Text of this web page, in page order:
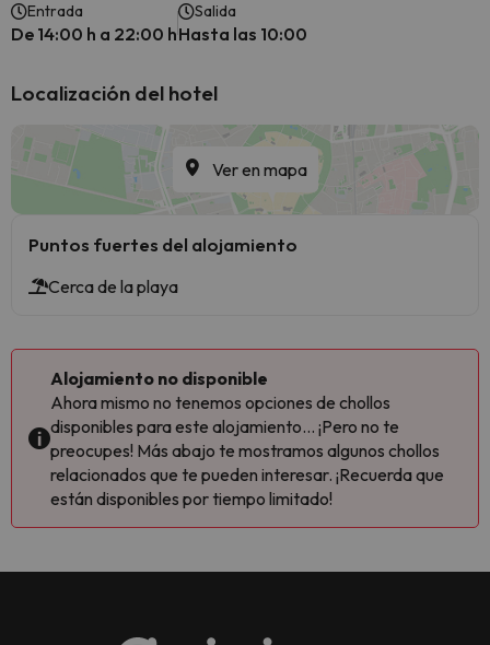
Entrada
De 14:00 h a 22:00 h
Salida
Hasta las 10:00
Localización del hotel
Ver en mapa
Puntos fuertes del alojamiento
Cerca de la playa
Alojamiento no disponible
Ahora mismo no tenemos opciones de chollos
disponibles para este alojamiento... ¡Pero no te
preocupes! Más abajo te mostramos algunos chollos
relacionados que te pueden interesar. ¡Recuerda que
están disponibles por tiempo limitado!